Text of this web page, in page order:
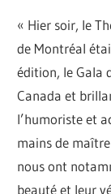
« Hier soir, le
de Montréal
édition, le Gala
Canada et
l’humoriste et
mains de
nous ont
beauté et leur